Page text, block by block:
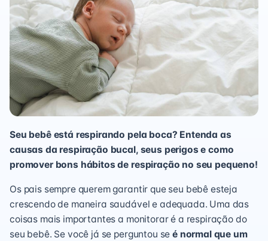
Seu bebê está respirando pela boca? Entenda as
causas da respiração bucal, seus perigos e como
promover bons hábitos de respiração no seu pequeno!
Os pais sempre querem garantir que seu bebê esteja
crescendo de maneira saudável e adequada. Uma das
coisas mais importantes a monitorar é a respiração do
seu bebê. Se você já se perguntou seé normal que um